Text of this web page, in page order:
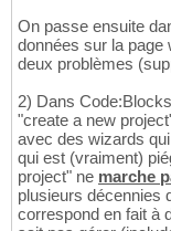
On passe ensuite
données sur la page
deux problèmes
2) Dans
"create a new
avec des wizards
qui est (vraiment)
project" ne marche
plusieurs décennies
correspond en fait à